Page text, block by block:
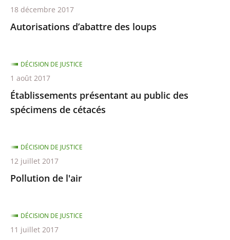
Autorisations d’abattre des loups
18 décembre 2017
Établissements présentant au public des
spécimens de cétacés
DÉCISION DE JUSTICE
1 août 2017
Pollution de l'air
DÉCISION DE JUSTICE
12 juillet 2017
DÉCISION DE JUSTICE
11 juillet 2017